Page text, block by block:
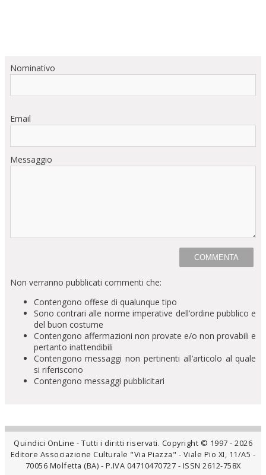
Nominativo
Email
Messaggio
Non verranno pubblicati commenti che:
Contengono offese di qualunque tipo
Sono contrari alle norme imperative dell’ordine pubblico e
del buon costume
Contengono affermazioni non provate e/o non provabili e
pertanto inattendibili
Contengono messaggi non pertinenti all’articolo al quale
si riferiscono
Contengono messaggi pubblicitari
Quindici OnLine - Tutti i diritti riservati. Copyright © 1997 - 2026
Editore Associazione Culturale "Via Piazza" - Viale Pio XI, 11/A5 -
70056 Molfetta (BA) - P.IVA 04710470727 - ISSN 2612-758X